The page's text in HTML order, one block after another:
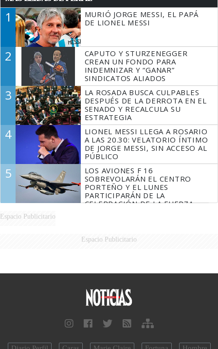
1
MURIÓ JORGE MESSI, EL PAPÁ
DE LIONEL MESSI
2
CAPUTO Y STURZENEGGER
CREAN UN FONDO PARA
INDEMNIZAR Y “GANAR”
SINDICATOS ALIADOS
3
LA ROSADA BUSCA CULPABLES
DESPUÉS DE LA DERROTA EN EL
SENADO Y RECALCULA SU
ESTRATEGIA
4
LIONEL MESSI LLEGA A ROSARIO
A LAS 20.30: VELATORIO ÍNTIMO
DE JORGE MESSI, SIN ACCESO AL
PÚBLICO
5
LOS AVIONES F 16
SOBREVOLARÁN EL CENTRO
PORTEÑO Y EL LUNES
PARTICIPARÁN DE LA
CELEBRACIÓN DE LA FUERZA
Espacio Publicitario
Espacio Publicitario